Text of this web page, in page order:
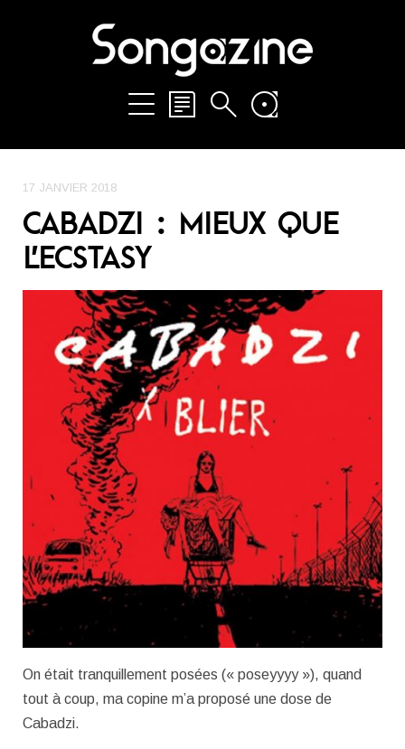
17 JANVIER 2018
CABADZI : MIEUX QUE
L’ECSTASY
On était tranquillement posées (« poseyyyy »), quand
tout à coup, ma copine m’a proposé une dose de
Cabadzi.